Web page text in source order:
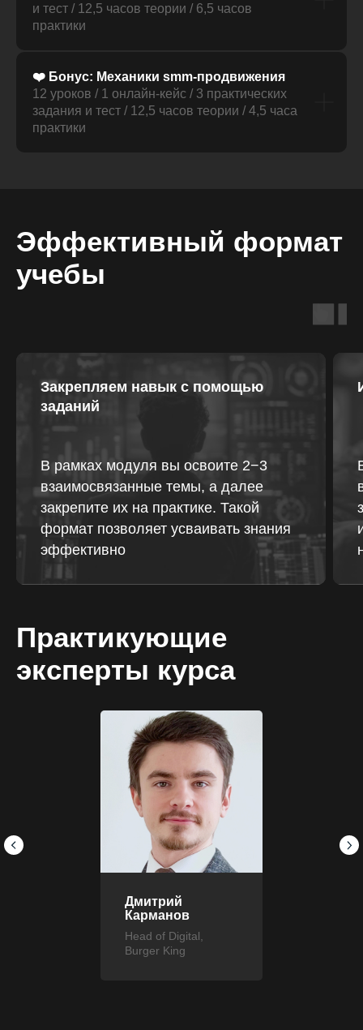
и тест / 12,5 часов теории / 6,5 часов
практики
❤️ Бонус: Механики smm-продвижения
12 уроков / 1 онлайн-кейс / 3 практических
задания и тест / 12,5 часов теории / 4,5 часа
практики
Эффективный формат
учебы
Закрепляем навык с помощью
заданий
В рамках модуля вы освоите 2−3
взаимосвязанные темы, а далее
закрепите их на практике. Такой
формат позволяет усваивать знания
эффективно
Практикующие
эксперты курса
Дмитрий
Карманов
Head of Digital,
Burger King